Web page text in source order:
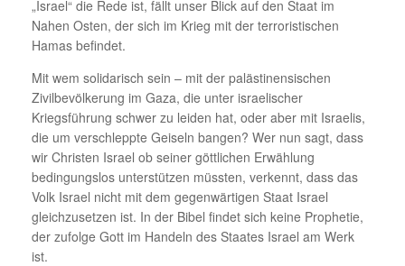
„Israel“ die Rede ist, fällt unser Blick auf den Staat im
Nahen Osten, der sich im Krieg mit der terroristischen
Hamas befindet.
Mit wem solidarisch sein – mit der palästinensischen
Zivilbevölkerung im Gaza, die unter israelischer
Kriegsführung schwer zu leiden hat, oder aber mit Israelis,
die um verschleppte Geiseln bangen? Wer nun sagt, dass
wir Christen Israel ob seiner göttlichen Erwählung
bedingungslos unterstützen müssten, verkennt, dass das
Volk Israel nicht mit dem gegenwärtigen Staat Israel
gleichzusetzen ist. In der Bibel findet sich keine Prophetie,
der zufolge Gott im Handeln des Staates Israel am Werk
ist.